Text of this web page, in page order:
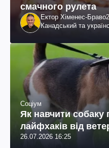
смачного рулета
Ектор Хіменес-Браво
Канадський та
Соціум
Як навчити собаку
лайфхаків від
26.07.2026 16:25